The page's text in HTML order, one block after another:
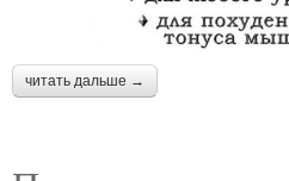
читать дальше →